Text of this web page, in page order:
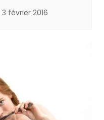
3 février 2016